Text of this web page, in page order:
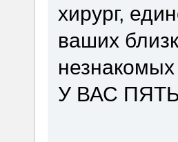
хирург,
ваших
У ВАС